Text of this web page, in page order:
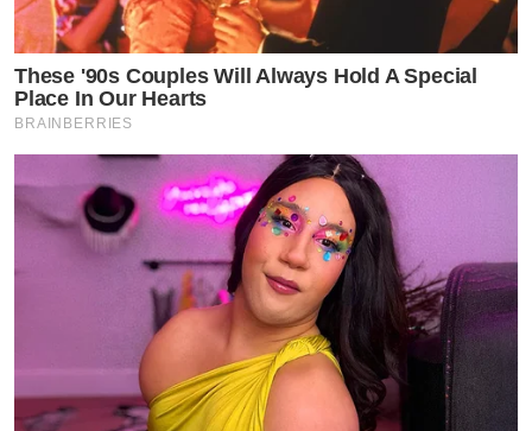
These '90s Couples Will Always Hold A Special
Place In Our Hearts
BRAINBERRIES